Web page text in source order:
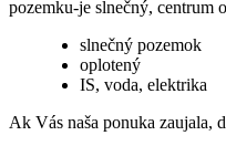
pozemku-je slnečný, centrum
slnečný pozemok
oplotený
IS, voda, elektrika
Ak Vás naša ponuka zaujala,